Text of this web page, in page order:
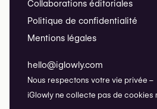
Collaborations éditoriales
Politique de confidentialité
Mentions légales
hello@iglowly.com
Nous respectons votre vie privée –
iGlowly ne collecte pas de cookies